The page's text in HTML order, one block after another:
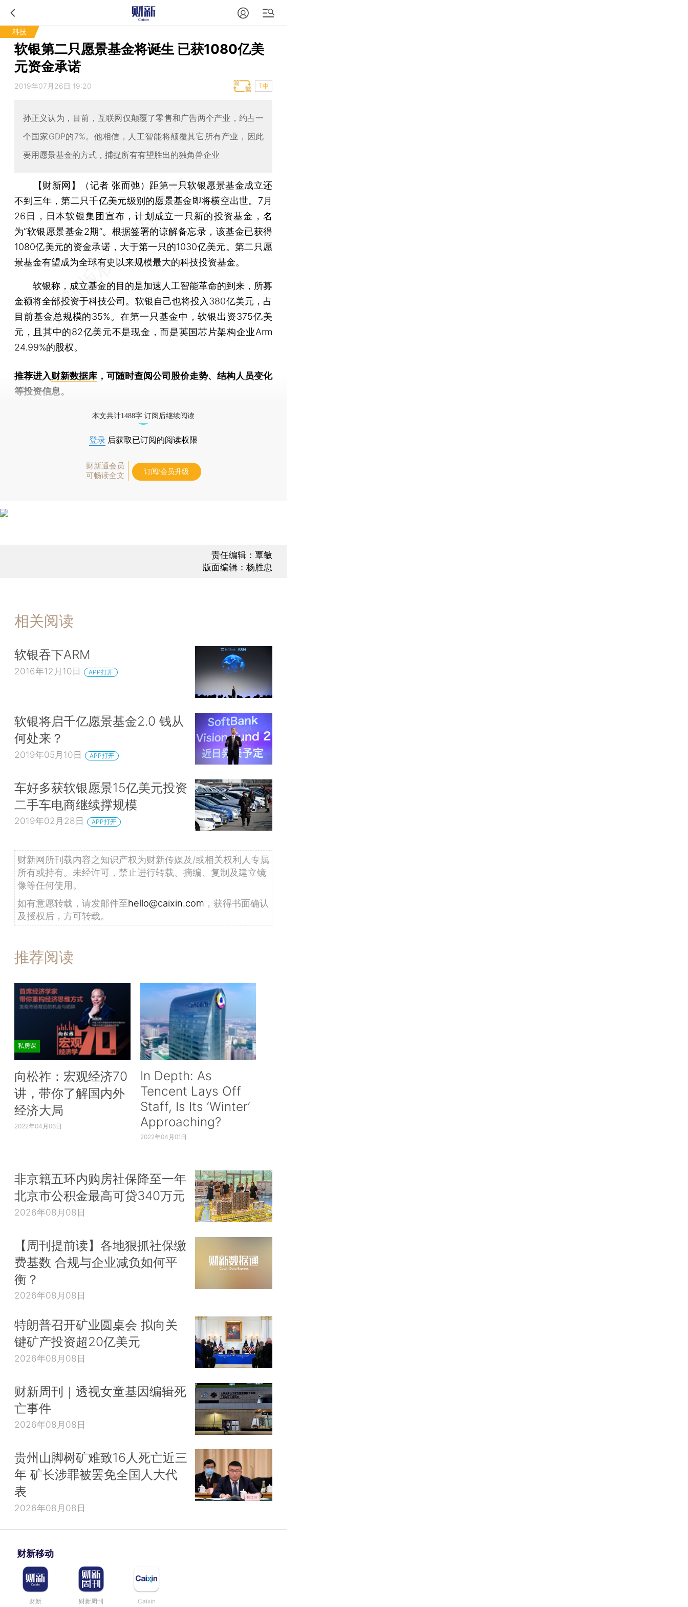
科技
软银第二只愿景基金将诞生 已获1080亿美
元资金承诺
2019年07月26日 19:20 T中
孙正义认为，目前，互联网仅颠覆了零售和广告两个产业，约占一
个国家GDP的7%。他相信，人工智能将颠覆其它所有产业，因此
要用愿景基金的方式，捕捉所有有望胜出的独角兽企业
【财新网】（记者 张而弛） 距第一只软银愿景基金成立还
不到三年，第二只千亿美元级别的愿景基金即将横空出世。7月
26日，日本软银集团宣布，计划成立一只新的投资基金，名
为“软银愿景基金2期”。根据签署的谅解备忘录，该基金已获得
1080亿美元的资金承诺，大于第一只的1030亿美元。第二只愿
景基金有望成为全球有史以来规模最大的科技投资基金。
软银称，成立基金的目的是加速人工智能革命的到来，所募
金额将全部投资于科技公司。软银自己也将投入380亿美元，占
目前基金总规模的35%。在第一只基金中，软银出资375亿美
元，且其中的82亿美元不是现金，而是英国芯片架构企业Arm
24.99%的股权。
推荐进入财新数据库 ，可随时查阅公司股价走势、结构人员变化
等投资信息。
本文共计1488字 订阅后继续阅读
登录 后获取已订阅的阅读权限
财新通会员
可畅读全文
订阅/会员升级
责任编辑：覃敏
版面编辑：杨胜忠
相关阅读
软银吞下ARM
2016年12月10日 APP打开
软银将启千亿愿景基金2.0 钱从
何处来？
2019年05月10日 APP打开
车好多获软银愿景15亿美元投资
二手车电商继续撑规模
2019年02月28日 APP打开
财新网所刊载内容之知识产权为财新传媒及/或相关权利人专属
所有或持有。未经许可，禁止进行转载、摘编、复制及建立镜
像等任何使用。
如有意愿转载，请发邮件至hello@caixin.com ，获得书面确认
及授权后，方可转载。
推荐阅读
私房课
向松祚：宏观经济70
讲，带你了解国内外
经济大局
2022年04月06日
In Depth: As
Tencent Lays Off
Staff, Is Its ‘Winter’
Approaching?
2022年04月01日
非京籍五环内购房社保降至一年
北京市公积金最高可贷340万元
2026年08月08日
【周刊提前读】各地狠抓社保缴
费基数 合规与企业减负如何平
衡？
2026年08月08日
特朗普召开矿业圆桌会 拟向关
键矿产投资超20亿美元
2026年08月08日
财新周刊｜透视女童基因编辑死
亡事件
2026年08月08日
贵州山脚树矿难致16人死亡近三
年 矿长涉罪被罢免全国人大代
表
2026年08月08日
财新移动
财新 财新周刊 Caixin